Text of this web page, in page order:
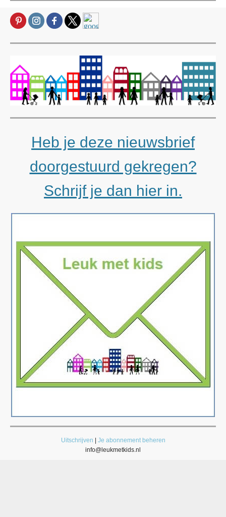
Heb je deze nieuwsbrief
doorgestuurd gekregen?
Schrijf je dan hier in.
Uitschrijven
Je abonnement beheren
info@leukmetkids.nl